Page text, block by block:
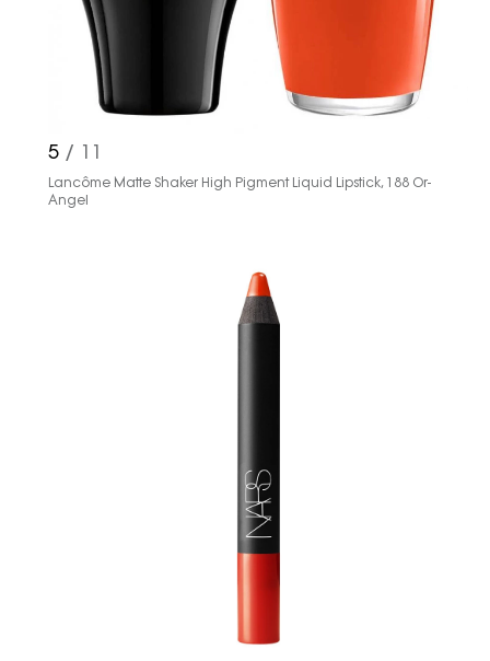
fikirler, öne çıkan koleksiyonlar, en
vogue trendler, ünlülerden güzelllik
sırları ve en popüler partilerden
haberdar olmak için haftalık e-
bültenimize kaydolun.
pazarlama ve kutlama/ temenni
amaçlı her türlü e-bülten/ ticari
elektronik ileti gönderiminin e-posta
yoluyla tarafıma yapılmasına onay
5 / 11
Lancôme Matte Shaker High Pigment Liquid Lipstick, 188 Or-
Angel